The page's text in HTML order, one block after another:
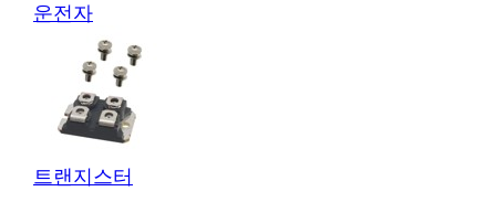
운전자
트랜지스터